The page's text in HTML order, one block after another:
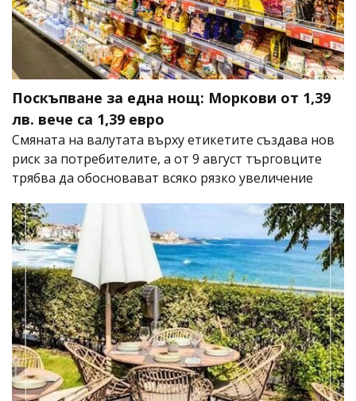
Поскъпване за една нощ: Моркови от 1,39
лв. вече са 1,39 евро
Смяната на валутата върху етикетите създава нов
риск за потребителите, а от 9 август търговците
трябва да обосновават всяко рязко увеличение